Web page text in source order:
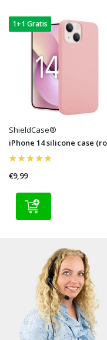
1+1 Gratis
ShieldCase®
iPhone 14 silicone case
€9,99